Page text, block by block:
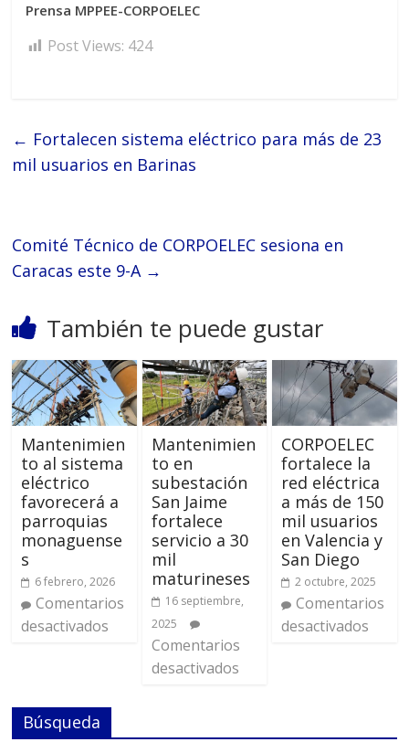
Prensa MPPEE-CORPOELEC
Post Views: 424
← Fortalecen sistema eléctrico para más de 23
mil usuarios en Barinas
Comité Técnico de CORPOELEC sesiona en
Caracas este 9-A →
También te puede gustar
Mantenimien
to al sistema
eléctrico
favorecerá a
parroquias
monaguense
s
6 febrero, 2026
Comentarios
desactivados
Mantenimien
to en
subestación
San Jaime
fortalece
servicio a 30
mil
maturineses
16 septiembre,
2025
Comentarios
desactivados
CORPOELEC
fortalece la
red eléctrica
a más de 150
mil usuarios
en Valencia y
San Diego
2 octubre, 2025
Comentarios
desactivados
Búsqueda